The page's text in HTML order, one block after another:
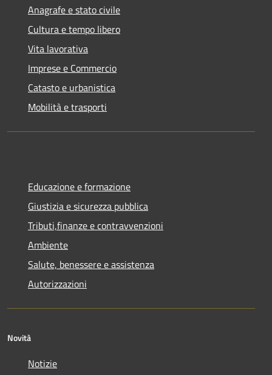
Anagrafe e stato civile
Cultura e tempo libero
Vita lavorativa
Imprese e Commercio
Catasto e urbanistica
Mobilità e trasporti
Educazione e formazione
Giustizia e sicurezza pubblica
Tributi,finanze e contravvenzioni
Ambiente
Salute, benessere e assistenza
Autorizzazioni
Novità
Notizie